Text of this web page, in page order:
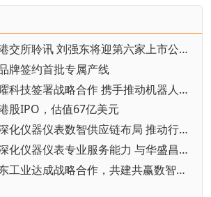
▪ 京东工业通过港交所聆讯 刘强东将迎第六家上市公司
牌签约首批专属产线
▪ 京东工业与景曜科技签署战略合作 携手推动机器人和智能制造供应链数智化升级
股IPO，估值67亿美元
▪ 京东工业持续深化仪器仪表数智供应链布局 推动行业降本增效转型升级
▪ 京东工业持续深化仪器仪表专业服务能力 与华盛昌达成战略合作
▪ 正泰电器与京东工业达成战略合作，共建共赢数智化营销新生态